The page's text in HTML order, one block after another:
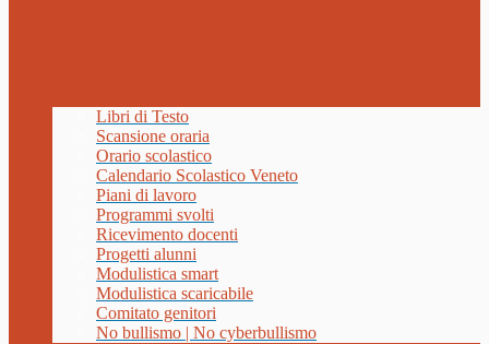
Libri di Testo
Scansione oraria
Orario scolastico
Calendario Scolastico Veneto
Piani di lavoro
Programmi svolti
Ricevimento docenti
Progetti alunni
Modulistica smart
Modulistica scaricabile
Comitato genitori
No bullismo | No cyberbullismo